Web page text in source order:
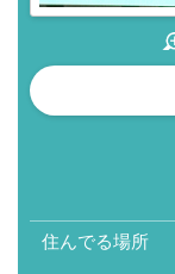
住んでる場所